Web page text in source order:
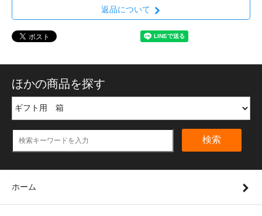
返品について
ほかの商品を探す
検索
ホーム